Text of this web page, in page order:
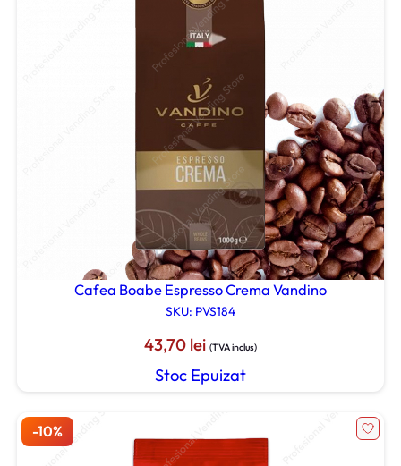
Cafea Boabe Espresso Crema Vandino
SKU: PVS184
43,70 lei (TVA inclus)
Stoc Epuizat